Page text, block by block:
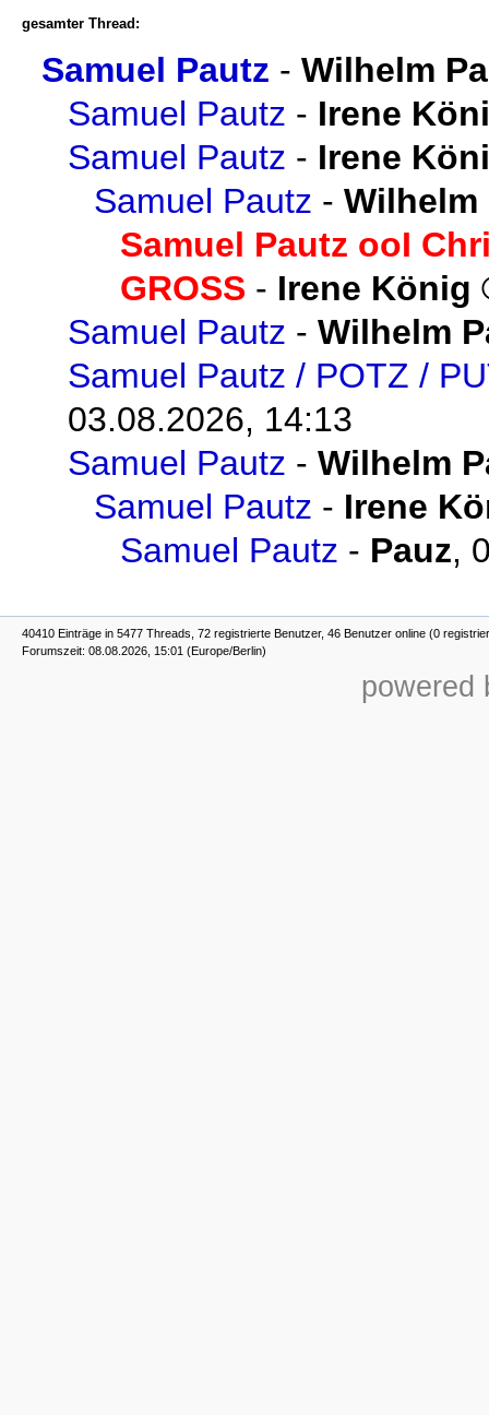
gesamter Thread:
Samuel Pautz - Wilhelm
Samuel Pautz - Irene
Samuel Pautz - Irene
Samuel Pautz - Wilhelm
Samuel Pautz ooI
GROSS - Irene König
Samuel Pautz - Wilhelm
Samuel Pautz / POTZ /
03.08.2026, 14:13
Samuel Pautz - Wilhelm
Samuel Pautz - Irene
Samuel Pautz - Pauz,
40410 Einträge in 5477 Threads, 72 registrierte Benutzer, 46 Benutzer online (0
Forumszeit: 08.08.2026, 15:01 (Europe/Berlin)
powered